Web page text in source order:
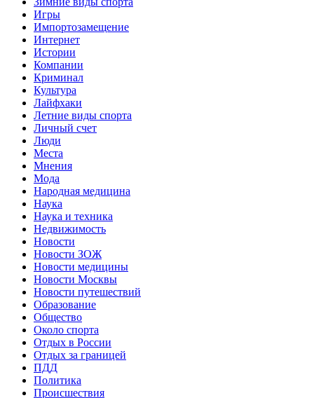
Игры
Импортозамещение
Интернет
Истории
Компании
Криминал
Культура
Лайфхаки
Летние виды спорта
Личный счет
Люди
Места
Мнения
Мода
Народная медицина
Наука
Наука и техника
Недвижимость
Новости
Новости ЗОЖ
Новости медицины
Новости Москвы
Новости путешествий
Образование
Общество
Около спорта
Отдых в России
Отдых за границей
ПДД
Политика
Происшествия